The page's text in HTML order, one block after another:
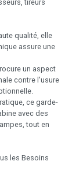
tireurs
qualité, elle
assure une
un aspect
contre l'usure
ce garde-
avec des
tout en
les Besoins